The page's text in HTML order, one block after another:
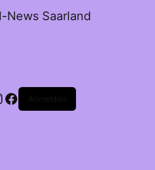
News Saarland